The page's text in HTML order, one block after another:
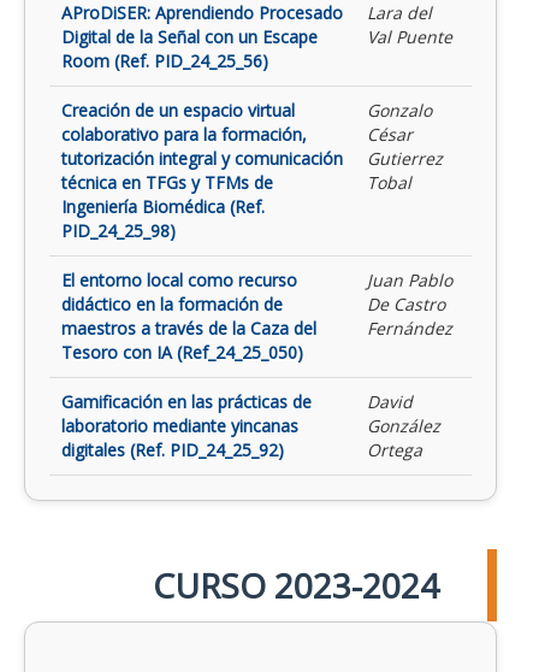
AProDiSER: Aprendiendo Procesado
Digital de la Señal con un Escape
Room (Ref. PID_24_25_56)
Lara del
Val Puente
Creación de un espacio virtual
colaborativo para la formación,
tutorización integral y comunicación
técnica en TFGs y TFMs de
Ingeniería Biomédica (Ref.
PID_24_25_98)
Gonzalo
César
Gutierrez
Tobal
El entorno local como recurso
didáctico en la formación de
maestros a través de la Caza del
Tesoro con IA (Ref_24_25_050)
Juan Pablo
De Castro
Fernández
Gamificación en las prácticas de
laboratorio mediante yincanas
digitales (Ref. PID_24_25_92)
David
González
Ortega
CURSO 2023-2024